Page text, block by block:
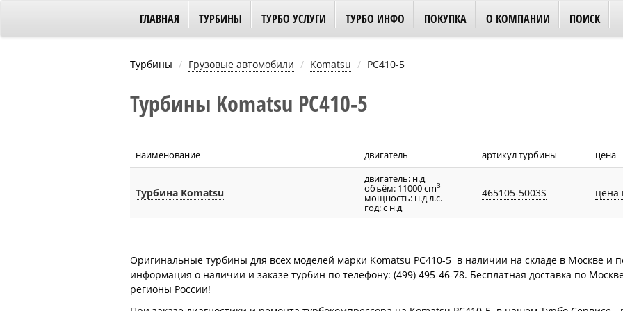
ГЛАВНАЯ ТУРБИНЫ ТУРБО УСЛУГИ ТУРБО ИНФО ПОКУПКА О КОМПАНИИ ПОИСК
Турбины Грузовые автомобили Komatsu PC410-5
Турбины Komatsu PC410-5
наименование двигатель артикул турбины цена
Турбина Komatsu
двигатель: н.д
объём: 11000 cm3
мощность: н.д л.с.
год: с н.д
465105-5003S цена
Оригинальные турбины для всех моделей марки Komatsu PC410-5 в наличии на складе в Москве и
информация о наличии и заказе турбин по телефону: (499) 495-46-78. Бесплатная доставка по
регионы России!